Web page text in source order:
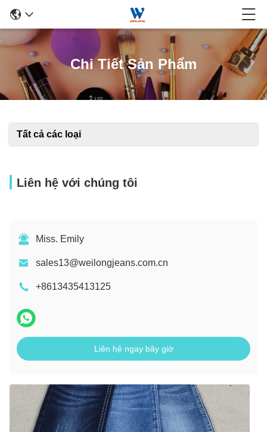
Chi Tiết Sản Phẩm
Tất cả các loại
Liên hệ với chúng tôi
Miss. Emily
sales13@weilongjeans.com.cn
+8613435413125
Liên hệ ngay bây giờ